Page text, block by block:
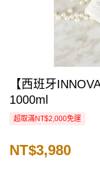
【西班牙
1000ml
超取滿NT$2,000免運
NT$3,980